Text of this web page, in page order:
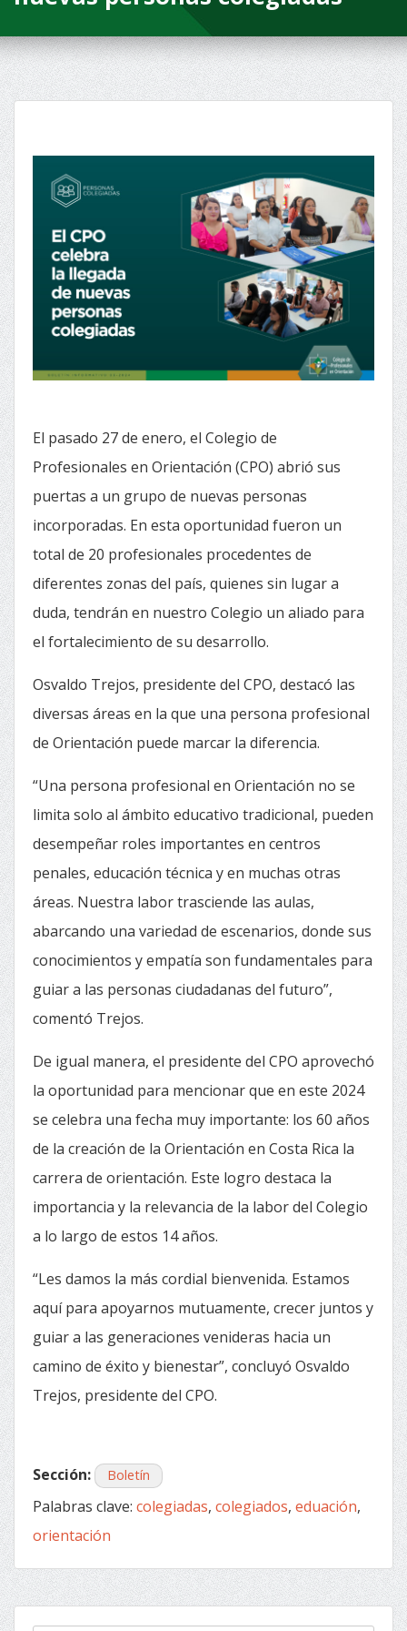
El pasado 27 de enero, el Colegio de
Profesionales en Orientación (CPO) abrió sus
puertas a un grupo de nuevas personas
incorporadas. En esta oportunidad fueron un
total de 20 profesionales procedentes de
diferentes zonas del país, quienes sin lugar a
duda, tendrán en nuestro Colegio un aliado para
el fortalecimiento de su desarrollo.
Osvaldo Trejos, presidente del CPO, destacó las
diversas áreas en la que una persona profesional
de Orientación puede marcar la diferencia.
“Una persona profesional en Orientación no se
limita solo al ámbito educativo tradicional, pueden
desempeñar roles importantes en centros
penales, educación técnica y en muchas otras
áreas. Nuestra labor trasciende las aulas,
abarcando una variedad de escenarios, donde sus
conocimientos y empatía son fundamentales para
guiar a las personas ciudadanas del futuro”,
comentó Trejos.
De igual manera, el presidente del CPO aprovechó
la oportunidad para mencionar que en este 2024
se celebra una fecha muy importante: los 60 años
de la creación de la Orientación en Costa Rica la
carrera de orientación. Este logro destaca la
importancia y la relevancia de la labor del Colegio
a lo largo de estos 14 años.
“Les damos la más cordial bienvenida. Estamos
aquí para apoyarnos mutuamente, crecer juntos y
guiar a las generaciones venideras hacia un
camino de éxito y bienestar”, concluyó Osvaldo
Trejos, presidente del CPO.
Sección: Boletín
Palabras clave: colegiadas, colegiados, eduación,
orientación